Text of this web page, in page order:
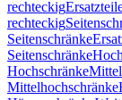
rechteckig
rechteckig
Seitenschränke
Seitenschränke
Hochschränke
Mittelhochschränke